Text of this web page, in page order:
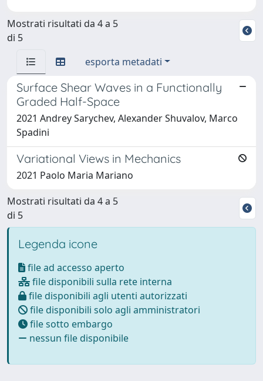
Mostrati risultati da 4 a 5
di 5
esporta metadati
Surface Shear Waves in a Functionally
Graded Half-Space
2021 Andrey Sarychev, Alexander Shuvalov, Marco
Spadini
Variational Views in Mechanics
2021 Paolo Maria Mariano
Mostrati risultati da 4 a 5
di 5
Legenda icone
file ad accesso aperto
file disponibili sulla rete interna
file disponibili agli utenti autorizzati
file disponibili solo agli amministratori
file sotto embargo
nessun file disponibile